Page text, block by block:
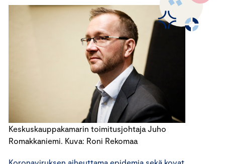
Keskuskauppakamarin toimitusjohtaja Juho
Romakkaniemi. Kuva: Roni Rekomaa